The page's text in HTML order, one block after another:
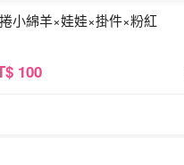
小綿羊×娃娃×掛件×粉紅
$ 100